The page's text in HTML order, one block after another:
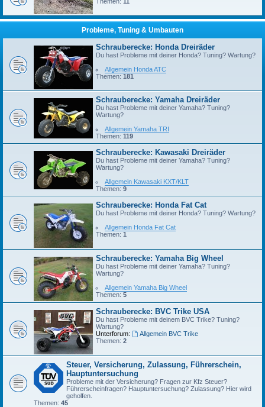
Probleme, Tuning & Umbauten
Schrauberecke: Honda Dreiräder
Du hast Probleme mit deiner Honda? Tuning? Wartung?
Allgemein Honda ATC
Themen: 181
Schrauberecke: Yamaha Dreiräder
Du hast Probleme mit deiner Yamaha? Tuning?
Wartung?
Allgemein Yamaha TRI
Themen: 119
Schrauberecke: Kawasaki Dreiräder
Du hast Probleme mit deiner Yamaha? Tuning?
Wartung?
Allgemein Kawasaki KXT/KLT
Themen: 9
Schrauberecke: Honda Fat Cat
Du hast Probleme mit deiner Honda? Tuning? Wartung?
Allgemein Honda Fat Cat
Themen: 1
Schrauberecke: Yamaha Big Wheel
Du hast Probleme mit deiner Yamaha? Tuning?
Wartung?
Allgemein Yamaha Big Wheel
Themen: 5
Schrauberecke: BVC Trike USA
Du hast Probleme mit deinem BVC Trike? Tuning?
Wartung?
Unterforum:
Allgemein BVC Trike
Themen: 2
Steuer, Versicherung, Zulassung, Führerschein,
Hauptuntersuchung
Probleme mit der Versicherung? Fragen zur Kfz Steuer?
Führerscheinfragen? Hauptuntersuchung? Zulassung? Hier wird
geholfen.
Themen: 45